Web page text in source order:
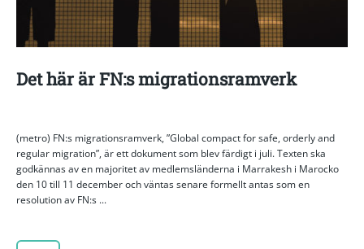
Det här är FN:s migrationsramverk
(metro) FN:s migrationsramverk, ”Global compact for safe, orderly and
regular migration”, är ett dokument som blev färdigt i juli. Texten ska
godkännas av en majoritet av medlemsländerna i Marrakesh i Marocko
den 10 till 11 december och väntas senare formellt antas som en
resolution av FN:s ...